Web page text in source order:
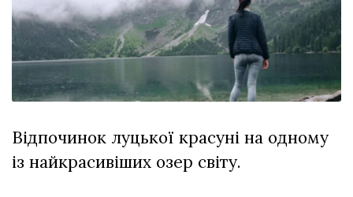
XIX
Спартакіада
VolWe...
29 Липня 2026
566 переглядів
Лайф
Афіша
Відпочинок луцької красуні на одному
із найкрасивіших озер світу.